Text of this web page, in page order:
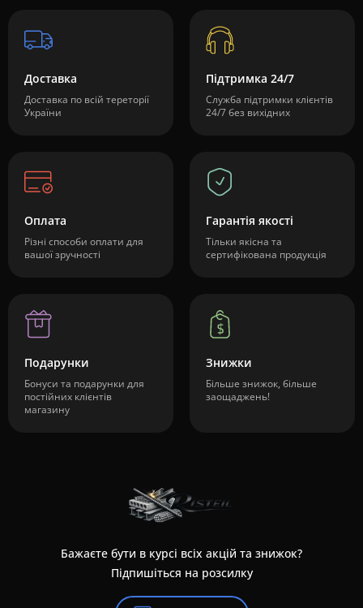
Доставка
Доставка по всій тереторії
України
Підтримка 24/7
Служба підтримки клієнтів
24/7 без вихідних
Оплата
Різні способи оплати для
вашої зручності
Гарантія якості
Тільки якісна та
сертифікована продукція
Подарунки
Бонуси та подарунки для
постійних клієнтів
магазину
Знижки
Більше знижок, більше
заощаджень!
Бажаєте бути в курсі всіх акцій та знижок?
Підпишіться на розсилку